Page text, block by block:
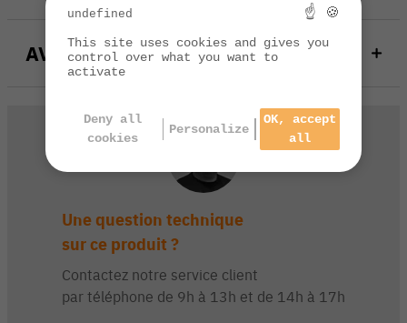
AVIS
Une question technique
sur ce produit ?
Contactez notre service client
par téléphone de 9h à 13h et de 14h à 17h
undefined ☝ 🍪
This site uses cookies and gives you
control over what you want to
activate
Deny all
cookies
Personalize
OK, accept
all